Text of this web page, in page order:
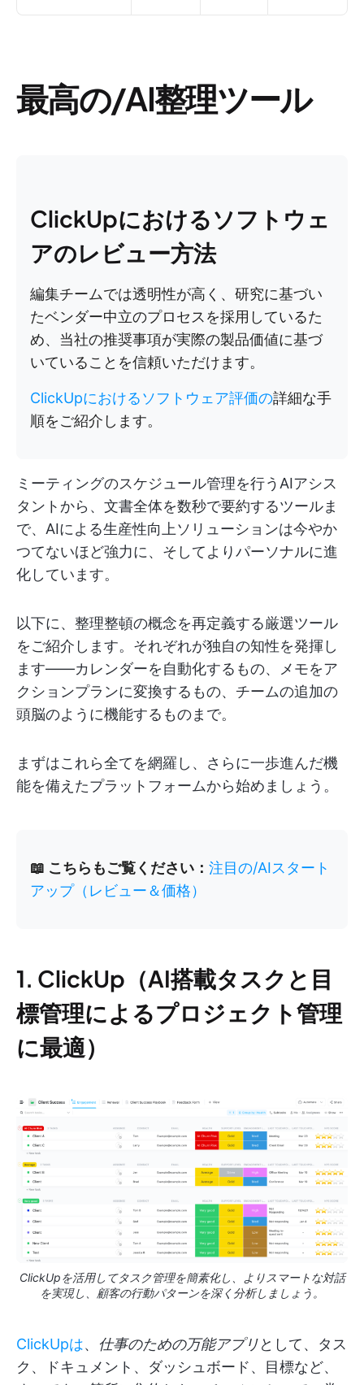
最高の/AI整理ツール
ClickUpにおけるソフトウェ
アのレビュー方法
編集チームでは透明性が高く、研究に基づい
たベンダー中立のプロセスを採用しているた
め、当社の推奨事項が実際の製品価値に基づ
いていることを信頼いただけます。
ClickUpにおけるソフトウェア評価の詳細な手
順をご紹介します。
ミーティングのスケジュール管理を行うAIアシス
タントから、文書全体を数秒で要約するツールま
で、AIによる生産性向上ソリューションは今やか
つてないほど強力に、そしてよりパーソナルに進
化しています。
以下に、整理整頓の概念を再定義する厳選ツール
をご紹介します。それぞれが独自の知性を発揮し
ます——カレンダーを自動化するもの、メモをア
クションプランに変換するもの、チームの追加の
頭脳のように機能するものまで。
まずはこれら全てを網羅し、さらに一歩進んだ機
能を備えたプラットフォームから始めましょう。
📖 こちらもご覧ください： 注目の/AIスタート
アップ（レビュー＆価格）
1. ClickUp（AI搭載タスクと目
標管理によるプロジェクト管理
に最適）
ClickUpを活用してタスク管理を簡素化し、よりスマートな対話
を実現し、顧客の行動パターンを深く分析しましょう。
ClickUpは、 仕事のための万能アプリとして、タス
ク、ドキュメント、ダッシュボード、目標など、